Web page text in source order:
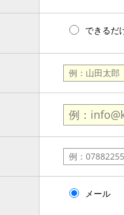
できるだ
メール